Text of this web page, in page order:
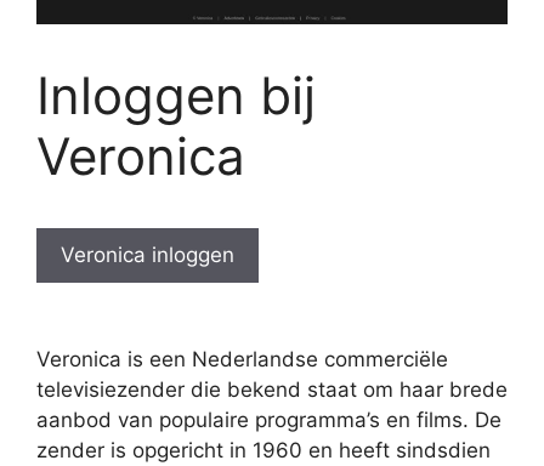
Inloggen bij
Veronica
Veronica inloggen
Veronica is een Nederlandse commerciële
televisiezender die bekend staat om haar brede
aanbod van populaire programma’s en films. De
zender is opgericht in 1960 en heeft sindsdien